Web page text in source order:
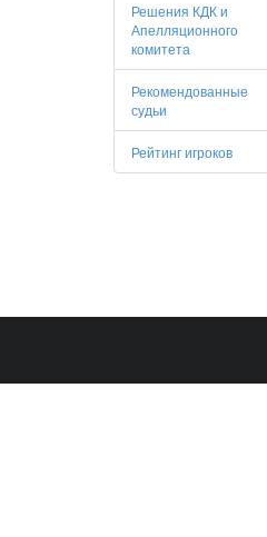
Решения КДК и
Апелляционного
комитета
Рекомендованные
судьи
Рейтинг игроков